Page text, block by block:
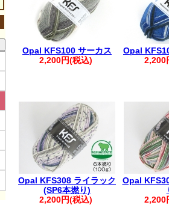
Opal KFS100 サーカス
2,200円(税込)
Opal
2,200
Opal KFS308 ライラック
(SP6本撚り)
2,200円(税込)
Opal
2,200